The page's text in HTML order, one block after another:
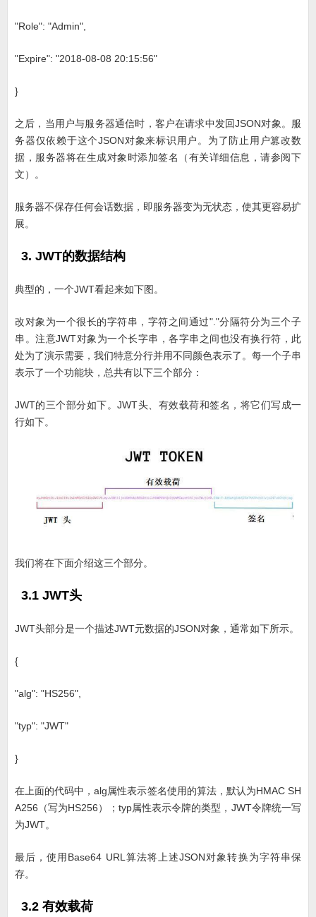
"Role": "Admin",
"Expire": "2018-08-08 20:15:56"
}
之后，当用户与服务器通信时，客户在请求中发回JSON对象。服
务器仅依赖于这个JSON对象来标识用户。为了防止用户篡改数
据，服务器将在生成对象时添加签名（有关详细信息，请参阅下
文）。
服务器不保存任何会话数据，即服务器变为无状态，使其更容易扩
展。
3. JWT的数据结构
典型的，一个JWT看起来如下图。
改对象为一个很长的字符串，字符之间通过"."分隔符分为三个子
串。注意JWT对象为一个长字串，各字串之间也没有换行符，此
处为了演示需要，我们特意分行并用不同颜色表示了。每一个子串
表示了一个功能块，总共有以下三个部分：
JWT的三个部分如下。JWT头、有效载荷和签名，将它们写成一
行如下。
我们将在下面介绍这三个部分。
3.1 JWT头
JWT头部分是一个描述JWT元数据的JSON对象，通常如下所示。
{
"alg": "HS256",
"typ": "JWT"
}
在上面的代码中，alg属性表示签名使用的算法，默认为HMAC SH
A256（写为HS256）；typ属性表示令牌的类型，JWT令牌统一写
为JWT。
最后，使用Base64 URL算法将上述JSON对象转换为字符串保
存。
3.2 有效载荷